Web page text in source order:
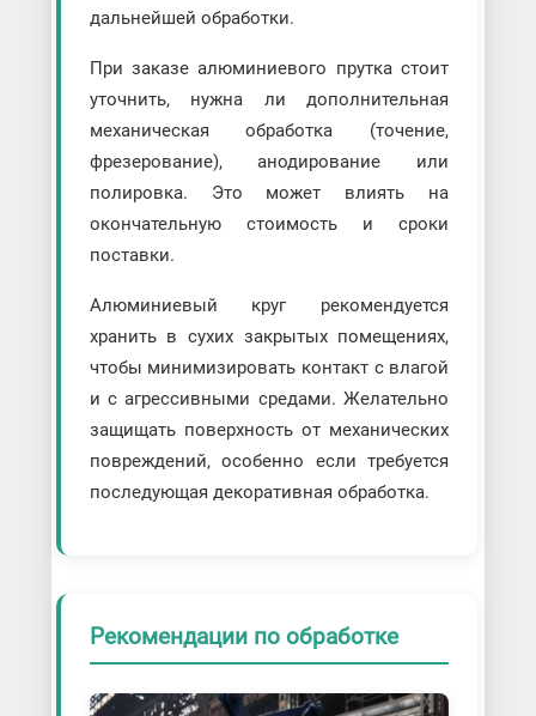
дальнейшей обработки.
При заказе алюминиевого прутка стоит
уточнить, нужна ли дополнительная
механическая обработка (точение,
фрезерование), анодирование или
полировка. Это может влиять на
окончательную стоимость и сроки
поставки.
Алюминиевый круг рекомендуется
хранить в сухих закрытых помещениях,
чтобы минимизировать контакт с влагой
и с агрессивными средами. Желательно
защищать поверхность от механических
повреждений, особенно если требуется
последующая декоративная обработка.
Рекомендации по обработке